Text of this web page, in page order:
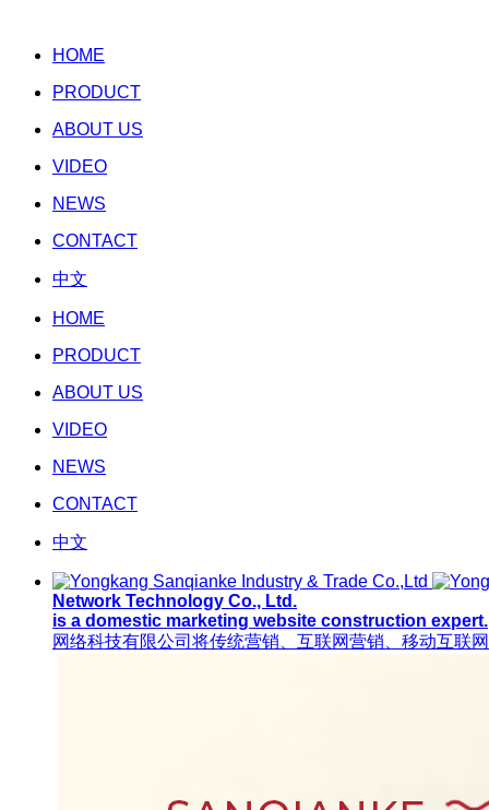
HOME
PRODUCT
ABOUT US
VIDEO
NEWS
CONTACT
中文
HOME
PRODUCT
ABOUT US
VIDEO
NEWS
CONTACT
中文
Network Technology Co., Ltd.
is a domestic marketing website construction expert.
网络科技有限公司将传统营销、互联网营销、移动互联